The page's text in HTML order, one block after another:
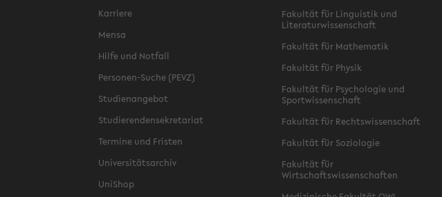
Karriere
Mensa
Hilfe und Notfall
Personen-Suche (PEVZ)
Studienangebot
Studierendensekretariat
Termine und Fristen
Universitätsarchiv
UniShop
Fakultät für Linguistik und
Literaturwissenschaft
Fakultät für Mathematik
Fakultät für Physik
Fakultät für Psychologie und
Sportwissenschaft
Fakultät für Rechtswissenschaft
Fakultät für Soziologie
Fakultät für
Wirtschaftswissenschaften